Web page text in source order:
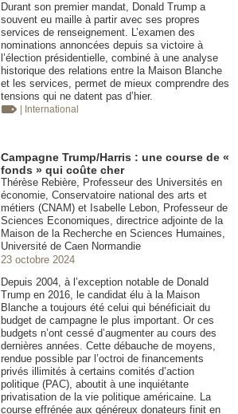
Durant son premier mandat, Donald Trump a
souvent eu maille à partir avec ses propres
services de renseignement. L’examen des
nominations annoncées depuis sa victoire à
l’élection présidentielle, combiné à une analyse
historique des relations entre la Maison Blanche
et les services, permet de mieux comprendre des
tensions qui ne datent pas d’hier.
| International
Campagne Trump/Harris : une course de «
fonds » qui coûte cher
Thérèse Rebière, Professeur des Universités en
économie, Conservatoire national des arts et
métiers (CNAM) et Isabelle Lebon, Professeur de
Sciences Economiques, directrice adjointe de la
Maison de la Recherche en Sciences Humaines,
Université de Caen Normandie
23 octobre 2024
Depuis 2004, à l’exception notable de Donald
Trump en 2016, le candidat élu à la Maison
Blanche a toujours été celui qui bénéficiait du
budget de campagne le plus important. Or ces
budgets n’ont cessé d’augmenter au cours des
dernières années. Cette débauche de moyens,
rendue possible par l’octroi de financements
privés illimités à certains comités d’action
politique (PAC), aboutit à une inquiétante
privatisation de la vie politique américaine. La
course effrénée aux généreux donateurs finit en